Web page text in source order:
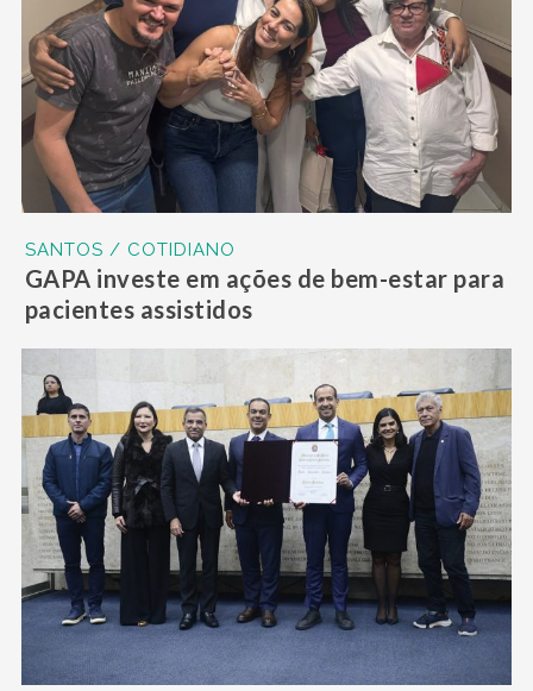
SANTOS / COTIDIANO
GAPA investe em ações de bem-estar para
pacientes assistidos